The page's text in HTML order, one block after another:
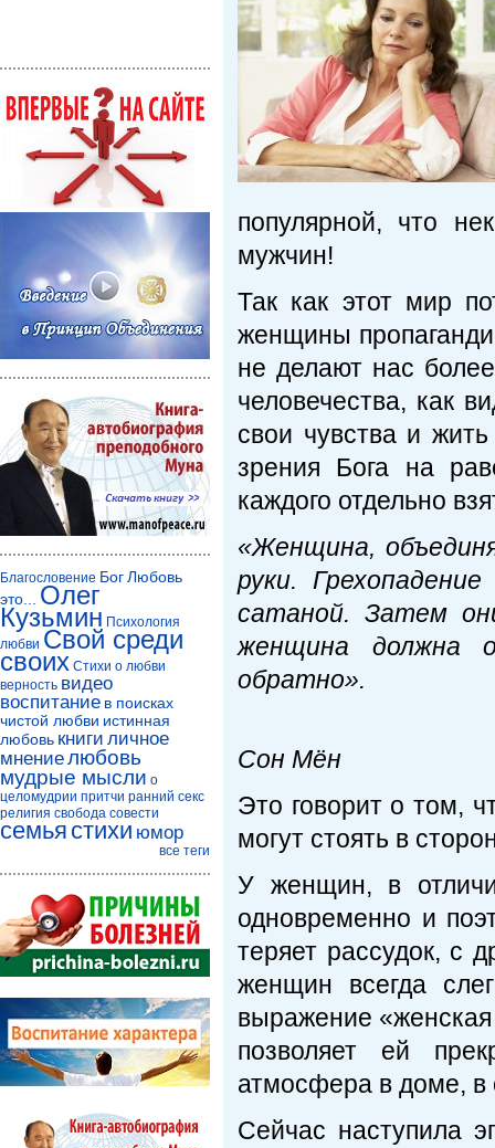
популярной, что
мужчин!
Так как этот мир
женщины
не делают нас
человечества, как
свои чувства и
зрения Бога на
каждого отдельно
«Женщина,
руки.
сатаной. Затем
женщина должна
обратно».
Сон Мён
Это говорит о том,
могут стоять в
У женщин, в
одновременно и
теряет рассудок, с
женщин всегда
выражение «женская
позволяет ей
атмосфера в доме, в
Сейчас наступила
Благословение БогЛюбовь
это...
Олег
Кузьмин Психология
любви Свой среди
своих Стихи о любви
верность видео
воспитание в поисках
чистой любви истинная
любовь книги личное
мнениелюбовь
мудрые мысли о
целомудрии притчи ранний секс
религия свобода совести
семья стихи юмор
все теги